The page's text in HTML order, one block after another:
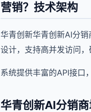
营销？技术架构
华青创新华青创新AI分
设计，支持高并发访问，
系统提供丰富的API接口
华青创新AI分销